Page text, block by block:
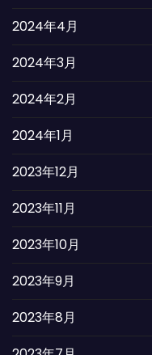
2024年4月
2024年3月
2024年2月
2024年1月
2023年12月
2023年11月
2023年10月
2023年9月
2023年8月